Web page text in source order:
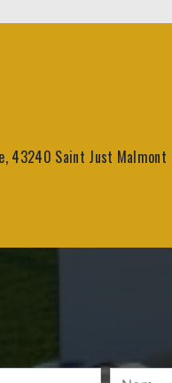
43240 Saint Just Malmont